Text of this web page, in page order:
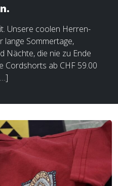
Unsere coolen Herren-
lange Sommertage,
Nächte, die nie zu Ende
Cordshorts ab CHF 59.00